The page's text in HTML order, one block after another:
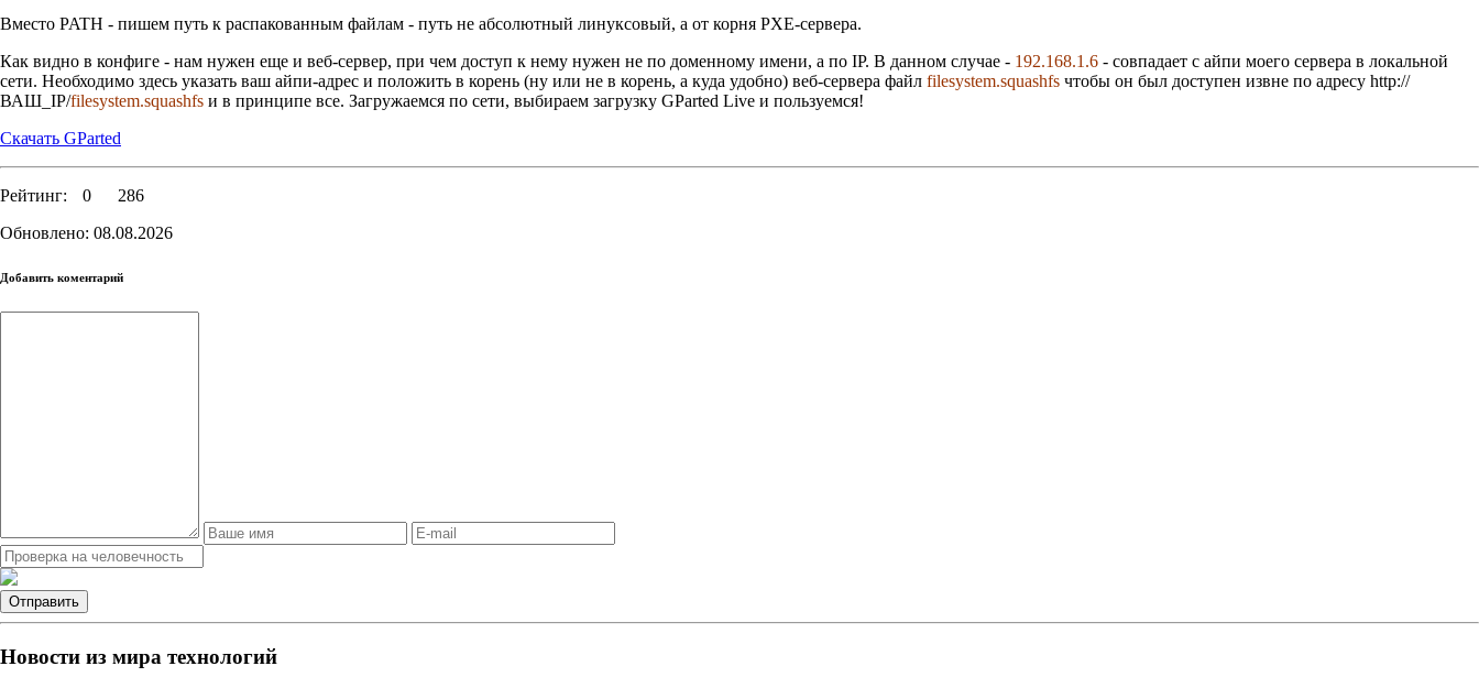
Вместо PATH - пишем путь к распакованным файлам - путь не абсолютный линуксовый, а от корня PXE-сервера.
Как видно в конфиге - нам нужен еще и веб-сервер, при чем доступ к нему нужен не по доменному имени, а по IP. В данном случае - 192.168.1.6 - совпадает с айпи моего сервера в локальной
сети. Необходимо здесь указать ваш айпи-адрес и положить в корень (ну или не в корень, а куда удобно) веб-сервера файл filesystem.squashfs чтобы он был доступен извне по адресу http://
ВАШ_IP/filesystem.squashfs и в принципе все. Загружаемся по сети, выбираем загрузку GParted Live и пользуемся!
Скачать GParted
Рейтинг: 0
286
Обновлено: 08.08.2026
Добавить коментарий
Новости из мира технологий